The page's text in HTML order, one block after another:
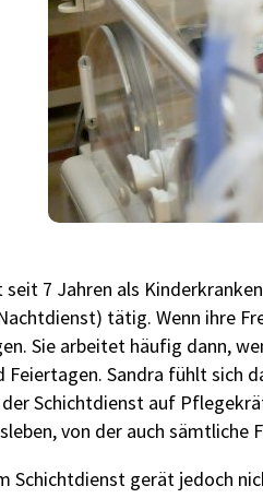
seit 7 Jahren als
tätig. Wenn ihre
Sie arbeitet häufig dann,
Feiertagen. Sandra fühlt
Schichtdienst auf
von der auch
Schichtdienst gerät jedoch